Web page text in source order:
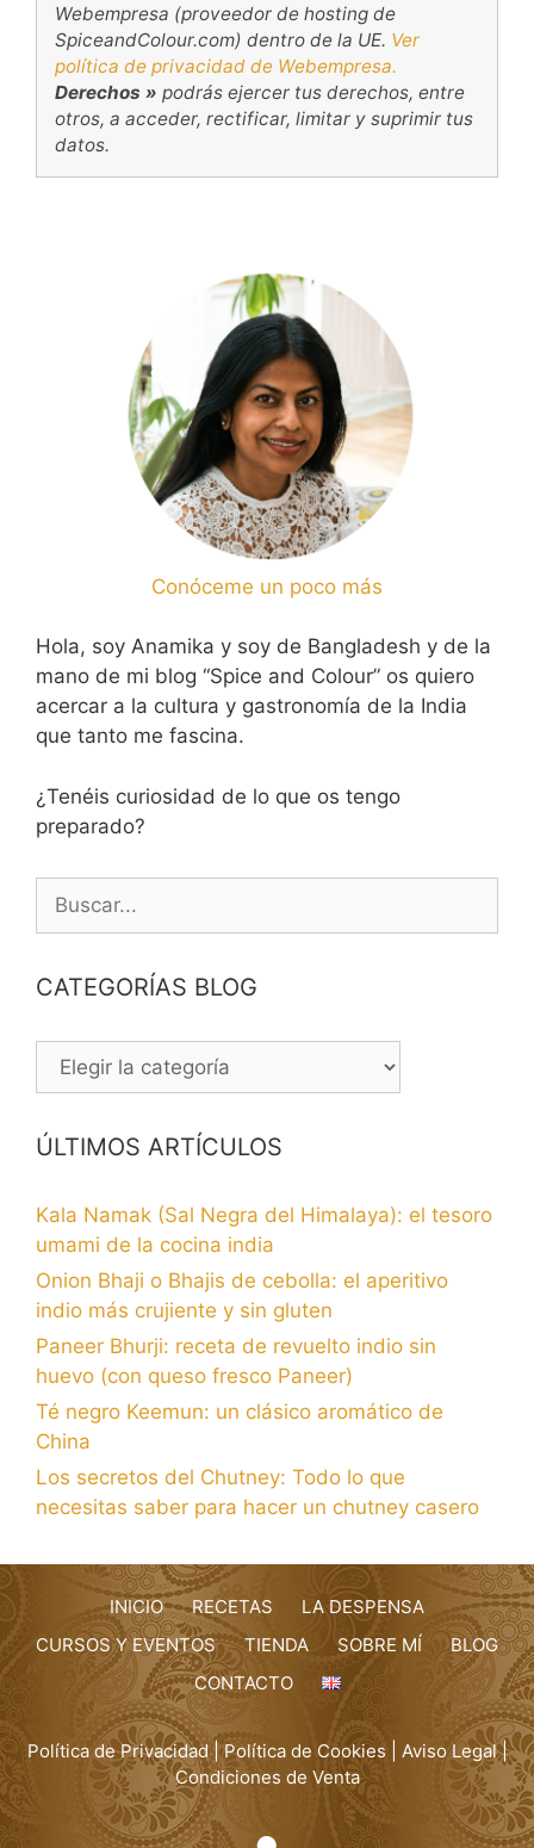
Webempresa (proveedor de hosting de
SpiceandColour.com) dentro de la UE. Ver
política de privacidad de Webempresa.
Derechos » podrás ejercer tus derechos, entre
otros, a acceder, rectificar, limitar y suprimir tus
datos.
Conóceme un poco más
Hola, soy Anamika y soy de Bangladesh y de la
mano de mi blog “Spice and Colour” os quiero
acercar a la cultura y gastronomía de la India
que tanto me fascina.
¿Tenéis curiosidad de lo que os tengo
preparado?
CATEGORÍAS BLOG
CATEGORÍAS
BLOG
ÚLTIMOS ARTÍCULOS
Kala Namak (Sal Negra del Himalaya): el tesoro
umami de la cocina india
Onion Bhaji o Bhajis de cebolla: el aperitivo
indio más crujiente y sin gluten
Paneer Bhurji: receta de revuelto indio sin
huevo (con queso fresco Paneer)
Té negro Keemun: un clásico aromático de
China
Los secretos del Chutney: Todo lo que
necesitas saber para hacer un chutney casero
INICIO RECETAS
LA DESPENSA
CURSOS Y EVENTOS
TIENDA SOBRE MÍ
BLOG
CONTACTO
Política de Privacidad|Política de Cookies Aviso Legal|
Condiciones de Venta